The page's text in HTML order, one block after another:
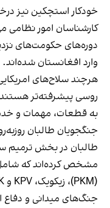
خودکار استچکین نیز
کارشناسان امور نظامی
دوره‌های حکومت‌های
وارد افغانستان شده‌اند.
هرچند سلاح‌های
روسی پیشرفته‌تر
به قطعات، مهمات و
جنگجویان طالبان
طالبان در بخش ترمیم
جنگ‌های میدانی و دفاع